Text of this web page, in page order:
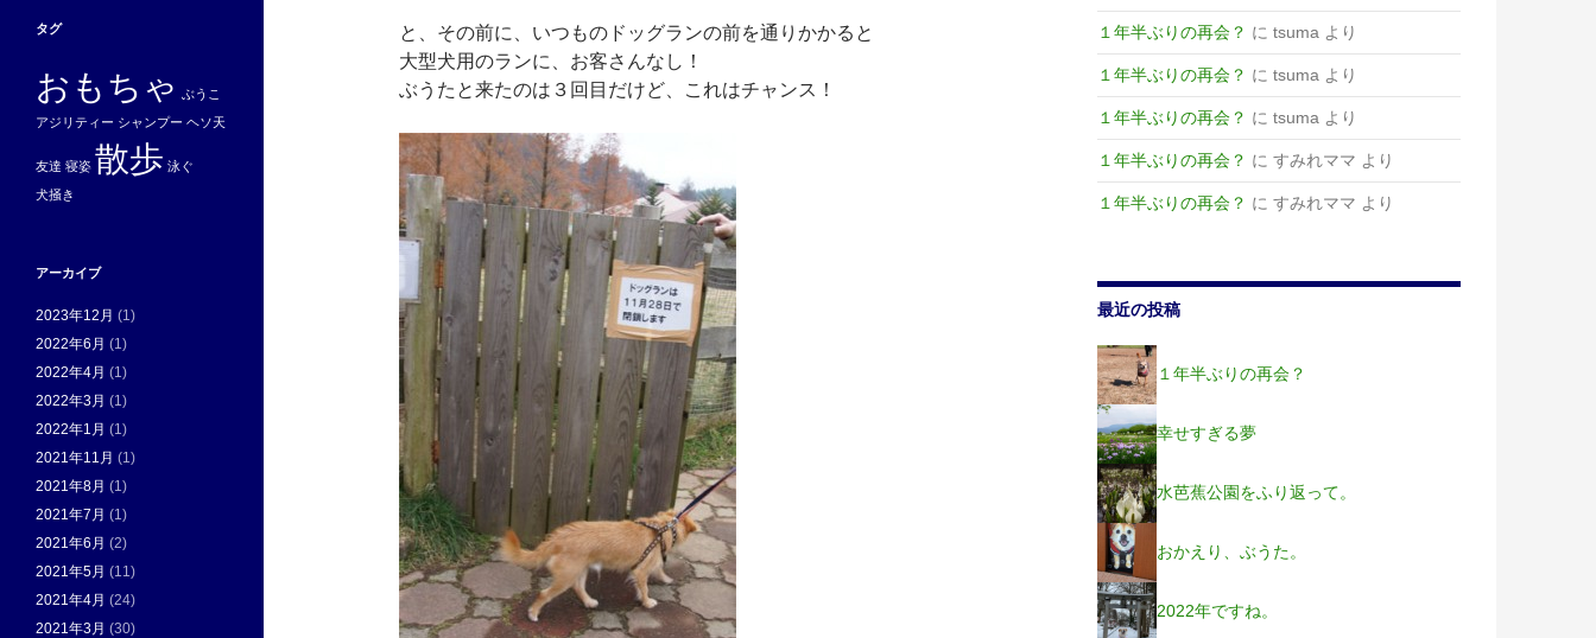
と、その前に、いつものドッグランの前を通りかかると
大型犬用のランに、お客さんなし！
ぶうたと来たのは３回目だけど、これはチャンス！
１年半ぶりの再会？ に tsuma より
１年半ぶりの再会？ に tsuma より
１年半ぶりの再会？ に tsuma より
１年半ぶりの再会？ に すみれママ より
１年半ぶりの再会？ に すみれママ より
最近の投稿
１年半ぶりの再会？
幸せすぎる夢
水芭蕉公園をふり返って。
おかえり、ぶうた。
2022年ですね。
タグ
おもちゃ ぶうこ
アジリティー シャンプー ヘソ天
友達 寝姿 散歩 泳ぐ
犬掻き
アーカイブ
2023年12月 (1)
2022年6月 (1)
2022年4月 (1)
2022年3月 (1)
2022年1月 (1)
2021年11月 (1)
2021年8月 (1)
2021年7月 (1)
2021年6月 (2)
2021年5月 (11)
2021年4月 (24)
2021年3月 (30)